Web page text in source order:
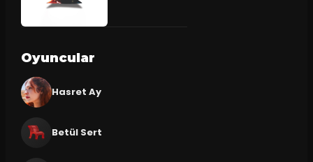
Oyuncular
Hasret Ay
Betül Sert